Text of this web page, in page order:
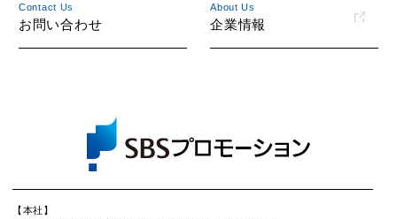
Contact Us
お問い合わせ
About Us
企業情報
【本社】